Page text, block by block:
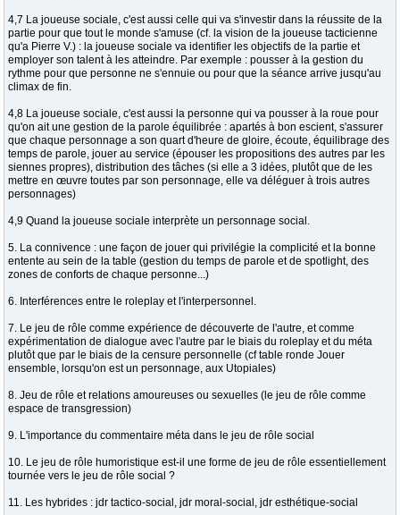
4,7 La joueuse sociale, c'est aussi celle qui va s'investir dans la réussite de la
partie pour que tout le monde s'amuse (cf. la vision de la joueuse tacticienne
qu'a Pierre V.) : la joueuse sociale va identifier les objectifs de la partie et
employer son talent à les atteindre. Par exemple : pousser à la gestion du
rythme pour que personne ne s'ennuie ou pour que la séance arrive jusqu'au
climax de fin.
4,8 La joueuse sociale, c'est aussi la personne qui va pousser à la roue pour
qu'on ait une gestion de la parole équilibrée : apartés à bon escient, s'assurer
que chaque personnage a son quart d'heure de gloire, écoute, équilibrage des
temps de parole, jouer au service (épouser les propositions des autres par les
siennes propres), distribution des tâches (si elle a 3 idées, plutôt que de les
mettre en œuvre toutes par son personnage, elle va déléguer à trois autres
personnages)
4,9 Quand la joueuse sociale interprète un personnage social.
5. La connivence : une façon de jouer qui privilégie la complicité et la bonne
entente au sein de la table (gestion du temps de parole et de spotlight, des
zones de conforts de chaque personne...)
6. Interférences entre le roleplay et l'interpersonnel.
7. Le jeu de rôle comme expérience de découverte de l'autre, et comme
expérimentation de dialogue avec l'autre par le biais du roleplay et du méta
plutôt que par le biais de la censure personnelle (cf table ronde Jouer
ensemble, lorsqu'on est un personnage, aux Utopiales)
8. Jeu de rôle et relations amoureuses ou sexuelles (le jeu de rôle comme
espace de transgression)
9. L'importance du commentaire méta dans le jeu de rôle social
10. Le jeu de rôle humoristique est-il une forme de jeu de rôle essentiellement
tournée vers le jeu de rôle social ?
11. Les hybrides : jdr tactico-social, jdr moral-social, jdr esthétique-social